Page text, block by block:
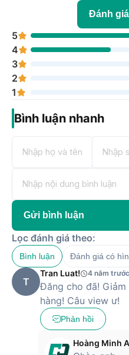
Đánh
5
4
3
2
1
Bình luận nhanh
Gửi bình luận
Lọc đánh giá theo:
Bình luận Đánh giá có
T
Tran Luat! 4 năm trước
Đăng cho đã! Giảm
hàng! Câu view ư!
Phản hồi
Hoàng Minh